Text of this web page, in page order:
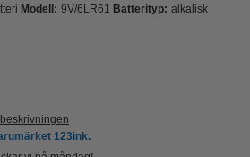
Modell: 9V/6LR61 Batterityp: alkalisk
123ink.